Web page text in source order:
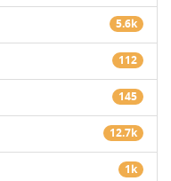
5.6k
112
145
12.7k
1k